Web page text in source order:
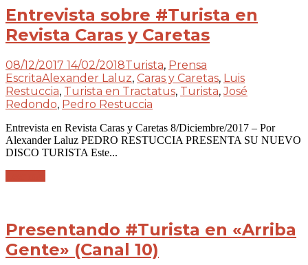
Entrevista sobre #Turista en
Revista Caras y Caretas
08/12/2017 14/02/2018Turista, Prensa
EscritaAlexander Laluz, Caras y Caretas, Luis
Restuccia, Turista en Tractatus, Turista,José
Redondo, Pedro Restuccia
Entrevista en Revista Caras y Caretas 8/Diciembre/2017 – Por
Alexander Laluz PEDRO RESTUCCIA PRESENTA SU NUEVO
DISCO TURISTA Este...
Presentando #Turista en «Arriba
Gente» (Canal 10)